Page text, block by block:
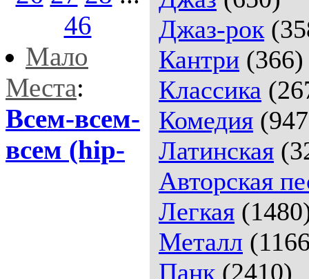
Джаз-рок
Кантри (366)
Классика
Комедия
Латинская
Авторская
Легкая
Металл
Панк(2410)
46
Мало
Места:
Всем-всем-
всем (hip-